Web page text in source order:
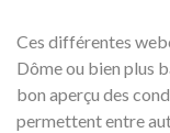
Ces différentes
Dôme ou bien plus
bon aperçu des
permettent entre